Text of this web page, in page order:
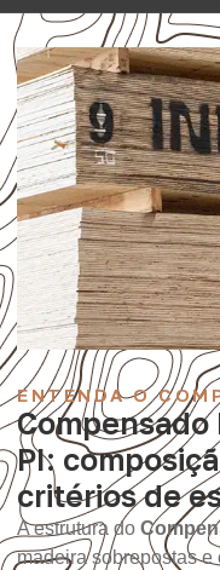
ENTENDA O
Compensado
PI:
critérios de
A estrutura do
madeira sobrepostas